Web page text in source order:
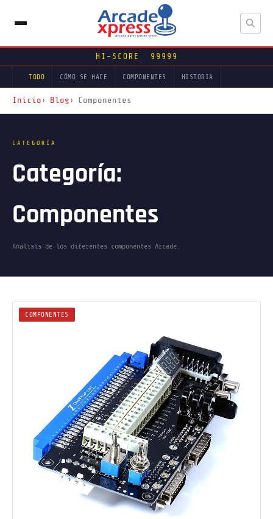
HI-SCORE 99999
TODO CÓMO SE HACE COMPONENTES HISTORIA
Inicio Blog Componentes
CATEGORÍA
Categoría:
Componentes
Analisis de los diferentes componentes Arcade.
COMPONENTES